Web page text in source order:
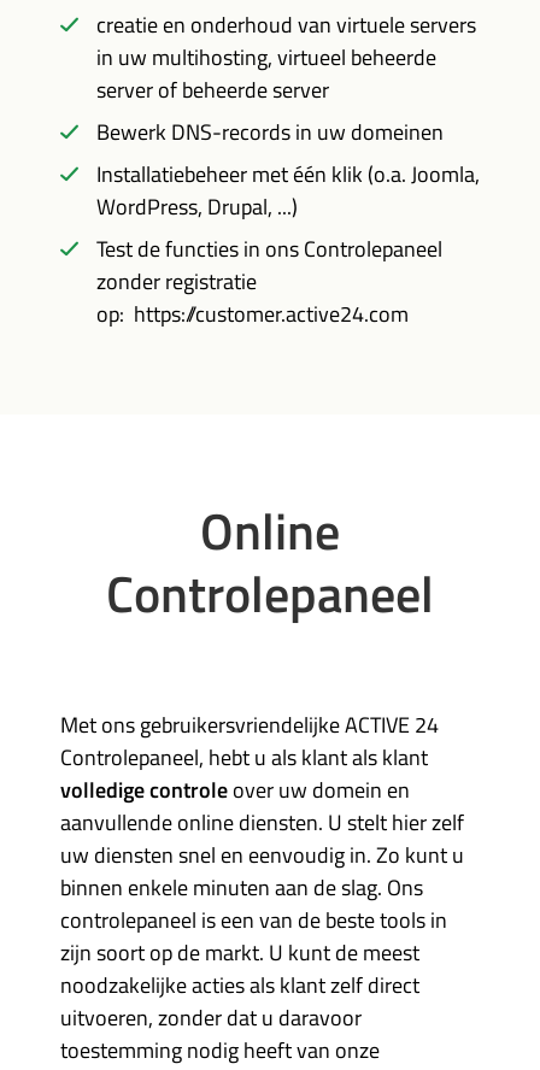
creatie en onderhoud van virtuele servers
in uw multihosting, virtueel beheerde
server of beheerde server
Bewerk DNS-records in uw domeinen
Installatiebeheer met één klik (o.a. Joomla,
WordPress, Drupal, ...)
Test de functies in ons Controlepaneel
zonder registratie
op: https://customer.active24.com
Online
Controlepaneel
Met ons gebruikersvriendelijke ACTIVE 24
Controlepaneel, hebt u als klant als klant
volledige controleover uw domein en
aanvullende online diensten. U stelt hier zelf
uw diensten snel en eenvoudig in. Zo kunt u
binnen enkele minuten aan de slag. Ons
controlepaneel is een van de beste tools in
zijn soort op de markt. U kunt de meest
noodzakelijke acties als klant zelf direct
uitvoeren, zonder dat u daravoor
toestemming nodig heeft van onze